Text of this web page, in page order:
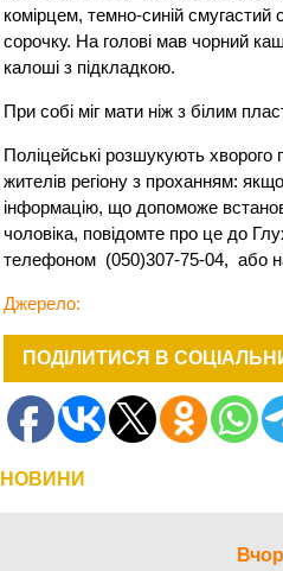
комірцем, темно-синій
сорочку. На голові мав чорний
калоші з підкладкою.
При собі міг мати ніж з білим
Поліцейські розшукують хворого
жителів регіону з проханням:
інформацію, що допоможе
чоловіка, повідомте про це до
телефоном (050)307-75-04, або
Джерело:
ПОДІЛИТИСЯ В
НОВИНИ